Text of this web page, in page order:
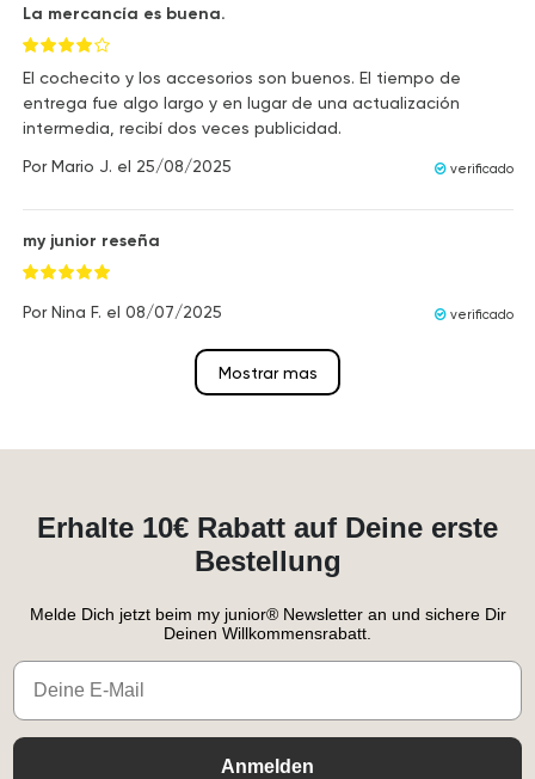
La mercancía es buena.
El cochecito y los accesorios son buenos. El tiempo de
entrega fue algo largo y en lugar de una actualización
intermedia, recibí dos veces publicidad.
PorMario J. el 25/08/2025 verificado
my junior reseña
PorNina F. el 08/07/2025 verificado
Mostrar mas
Erhalte 10€ Rabatt auf Deine erste
Bestellung
Melde Dich jetzt beim my junior® Newsletter an und sichere Dir
Deinen Willkommensrabatt.
Email
Anmelden